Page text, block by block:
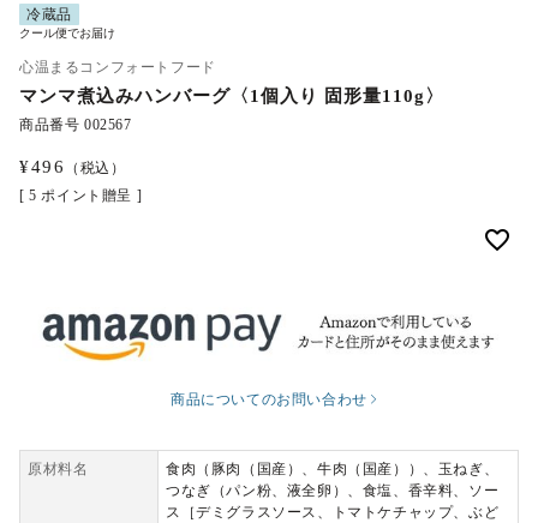
冷蔵品
クール便でお届け
心温まるコンフォートフード
マンマ煮込みハンバーグ〈1個入り 固形量110g〉
商品番号 002567
¥496
（税込）
[ 5 ポイント贈呈 ]
商品についてのお問い合わせ
原材料名
食肉（豚肉（国産）、牛肉（国産））、玉ねぎ、
つなぎ（パン粉、液全卵）、食塩、香辛料、ソー
ス［デミグラスソース、トマトケチャップ、ぶど